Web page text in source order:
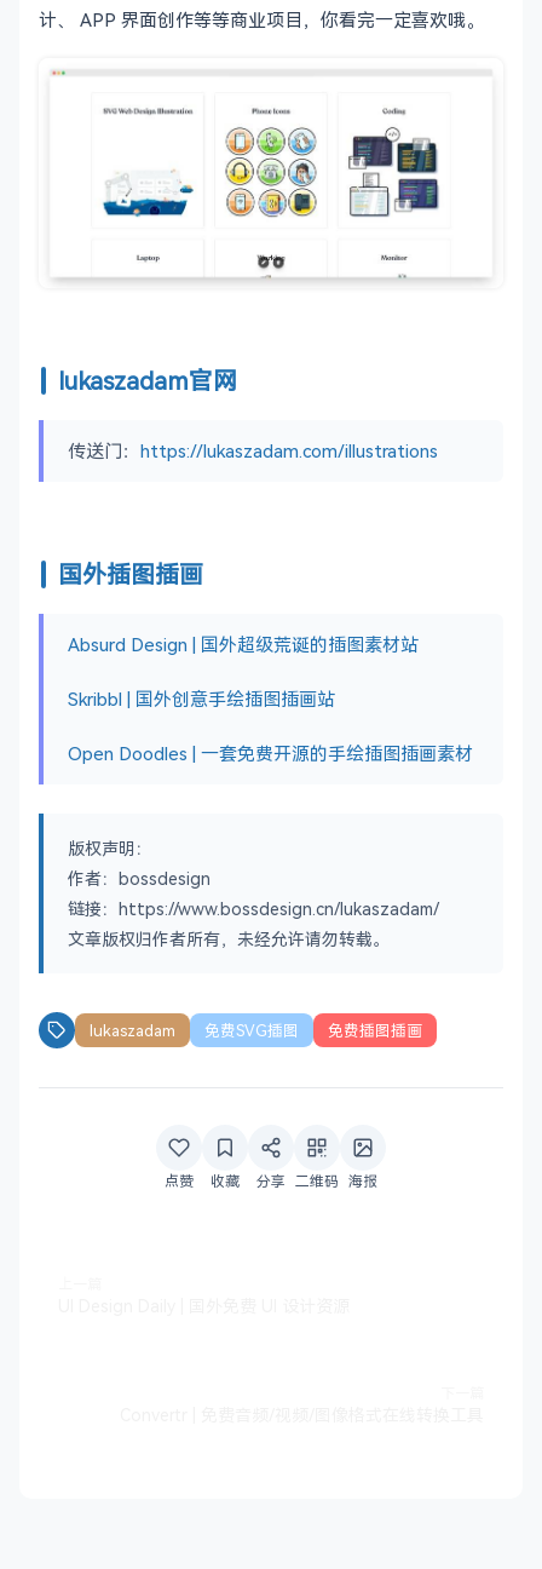
计、 APP 界面创作等等商业项目，你看完一定喜欢哦。
lukaszadam官网
传送门： https://lukaszadam.com/illustrations
国外插图插画
Absurd Design | 国外超级荒诞的插图素材站
Skribbl | 国外创意手绘插图插画站
Open Doodles | 一套免费开源的手绘插图插画素材
版权声明：
作者：bossdesign
链接：https://www.bossdesign.cn/lukaszadam/
文章版权归作者所有，未经允许请勿转载。
lukaszadam 免费SVG插图 免费插图插画
点赞 收藏 分享 二维码 海报